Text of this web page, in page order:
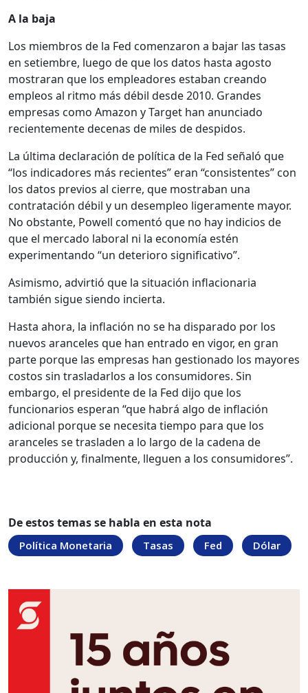
A la baja
Los miembros de la Fed comenzaron a bajar las tasas
en setiembre, luego de que los datos hasta agosto
mostraran que los empleadores estaban creando
empleos al ritmo más débil desde 2010. Grandes
empresas como Amazon y Target han anunciado
recientemente decenas de miles de despidos.
La última declaración de política de la Fed señaló que
“los indicadores más recientes” eran “consistentes” con
los datos previos al cierre, que mostraban una
contratación débil y un desempleo ligeramente mayor.
No obstante, Powell comentó que no hay indicios de
que el mercado laboral ni la economía estén
experimentando “un deterioro significativo”.
Asimismo, advirtió que la situación inflacionaria
también sigue siendo incierta.
Hasta ahora, la inflación no se ha disparado por los
nuevos aranceles que han entrado en vigor, en gran
parte porque las empresas han gestionado los mayores
costos sin trasladarlos a los consumidores. Sin
embargo, el presidente de la Fed dijo que los
funcionarios esperan “que habrá algo de inflación
adicional porque se necesita tiempo para que los
aranceles se trasladen a lo largo de la cadena de
producción y, finalmente, lleguen a los consumidores”.
De estos temas se habla en esta nota
Política Monetaria Tasas Fed Dólar